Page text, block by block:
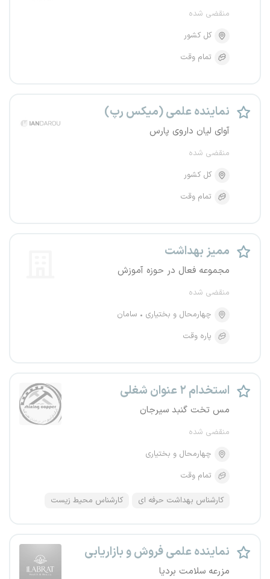
منقضی شده
کل کشور
تمام وقت
نماینده علمی (میکس رپ)
آوای لیان داروی پارس
منقضی شده
کل کشور
تمام وقت
ممیز بهداشت
مجموعه فعال در حوزه آموزش
منقضی شده
چهارمحال و بختیاری
سامان
پاره وقت
استخدام ۲ عنوان شغلی
مس تخت گنبد سیرجان
منقضی شده
چهارمحال و بختیاری
تمام وقت
کارشناس بهداشت حرفه ای کارشناس محیط زیست
نماینده علمی فروش و بازاریابی
مزرعه سلامت بردیا